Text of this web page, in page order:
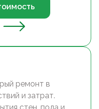
ремонт в
и затрат.